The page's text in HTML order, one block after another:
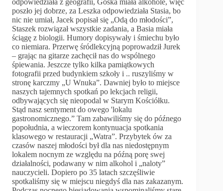
odpowiedziała z geografii, Gośka miała alkohole, więc
poszło jej dobrze, za Leszka odpowiedziała Stasia, bo
nic nie umiał, Jacek popisał się „Odą do młodości”,
Staszek rozwiązał wszystkie zadania, a Basia miała
ściągę z biologii. Humory dopisywały i śmiechu było
co niemiara. Przerwę śródlekcyjną poprowadził Jurek
– grając na gitarze zachęcił nas do wspólnego
śpiewania. Jeszcze tylko kilka pamiątkowych
fotografii przed budynkiem szkoły i .. ruszyliśmy w
stronę karczmy „U Wnuka”. Dawniej było to miejsce
naszych tajemnych spotkań po lekcjach religii,
odbywających się nieopodal w Starym Kościółku.
Stąd nasz sentyment do owego 'lokalu
gastronomicznego.” Tam zabawiliśmy się do późnego
popołudnia, a wieczorem kontynuacja spotkania
klasowego w restauracji „Watra”. Przybytek ów za
czasów naszej młodości był dla nas niedostępnym
lokalem nocnym ze względu na późną porę swej
działalności, podawany w nim alkohol i „naloty”
nauczycieli. Dopiero po 35 latach szczęśliwie
spotkaliśmy się w miejscu niegdyś dla nas zakazanym.